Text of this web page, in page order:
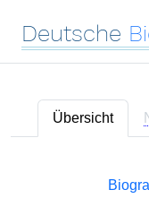
Deutsche
Übersicht